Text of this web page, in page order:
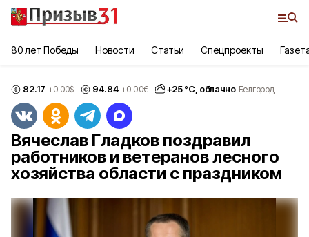
80 лет Победы Новости Статьи Спецпроекты
82.17 +0.00$ 94.84 +0.00€ +25°С, облачно Белгород
Вячеслав Гладков поздравил
работников и ветеранов лесного
хозяйства области с праздником